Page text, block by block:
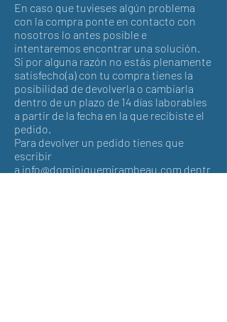
En caso que tuvieses algún problema
con la compra ponte en contacto con
nosotros lo antes posible e
intentaremos encontrar una solución.
Si por alguna razón no estás plenamente
satisfecho(a) con tu compra tienes la
posibilidad de devolverla o cambiarla
dentro de un plazo de 14 días laborables
a partir de la fecha en la que recibiste el
pedido.
Para devolver un pedido tienes que
escribir
a info@dominiquemirambeau.com dentr